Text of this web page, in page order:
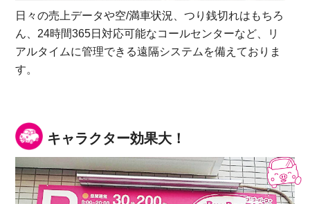
日々の売上データや空/満車状況、つり銭切れはもちろ
ん、24時間365日対応可能なコールセンターなど、リ
アルタイムに管理できる遠隔システムを備えておりま
す。
キャラクター効果大！